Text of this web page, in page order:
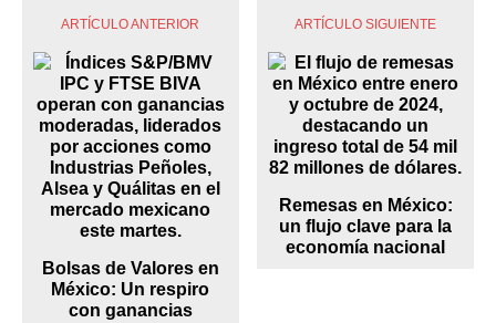
ARTÍCULO ANTERIOR
Bolsas de Valores en
México: Un respiro
con ganancias
ARTÍCULO SIGUIENTE
Remesas en México:
un flujo clave para la
economía nacional